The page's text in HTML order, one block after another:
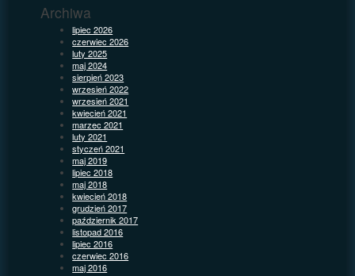
Archiwa
lipiec 2026
czerwiec 2026
luty 2025
maj 2024
sierpień 2023
wrzesień 2022
wrzesień 2021
kwiecień 2021
marzec 2021
luty 2021
styczeń 2021
maj 2019
lipiec 2018
maj 2018
kwiecień 2018
grudzień 2017
październik 2017
listopad 2016
lipiec 2016
czerwiec 2016
maj 2016